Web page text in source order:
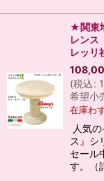
★関東
レン
レッリ
(税込:
希望小
在庫わ
人気
ス』シ
セール
す。（